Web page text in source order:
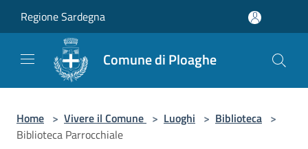
Regione Sardegna
Comune di Ploaghe
Home > Vivere il Comune > Luoghi > Biblioteca >
Biblioteca Parrocchiale